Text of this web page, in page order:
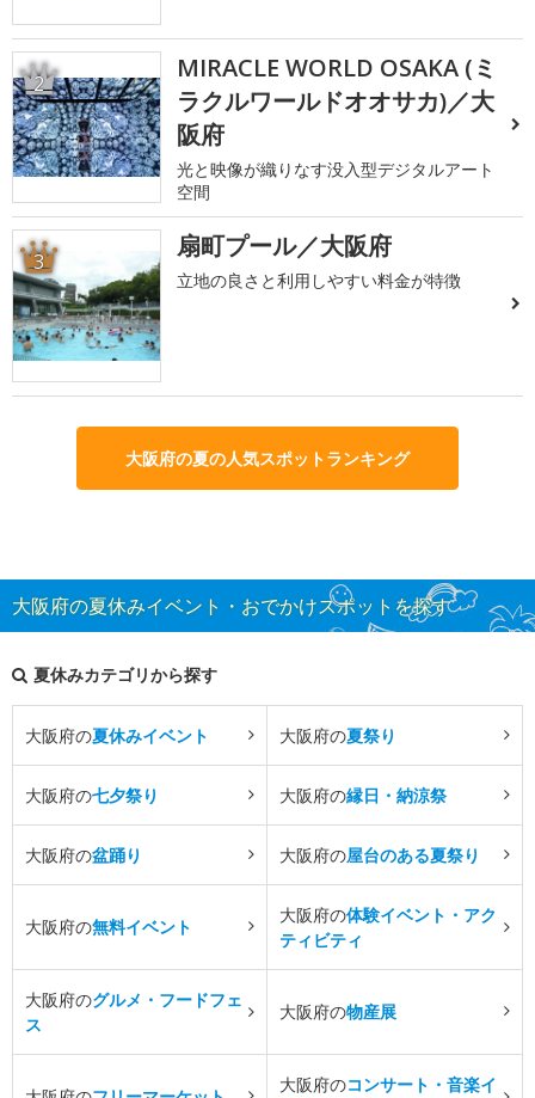
2
MIRACLE WORLD OSAKA (ミ
ラクルワールドオオサカ)／大
阪府
光と映像が織りなす没入型デジタルアート
空間
3 扇町プール／大阪府
立地の良さと利用しやすい料金が特徴
大阪府の夏の人気スポットランキング
大阪府の夏休みイベント・おでかけスポットを探す
夏休みカテゴリから探す
大阪府の夏休みイベント 大阪府の夏祭り
大阪府の七夕祭り 大阪府の縁日・納涼祭
大阪府の盆踊り 大阪府の屋台のある夏祭り
大阪府の無料イベント
大阪府の体験イベント・アク
ティビティ
大阪府のグルメ・フードフェ
ス
大阪府の物産展
大阪府のコンサート・音楽イ